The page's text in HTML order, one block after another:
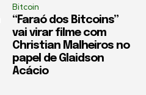
Bitcoin
“Faraó dos Bitcoins”
vai virar filme com
Christian Malheiros no
papel de Glaidson
Acácio